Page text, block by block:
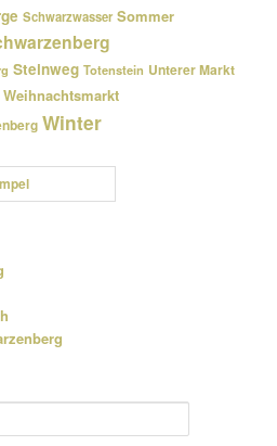
Schwarzwasser Sommer
Steinweg Totenstein Unterer Markt
Weihnachtsmarkt
Winter